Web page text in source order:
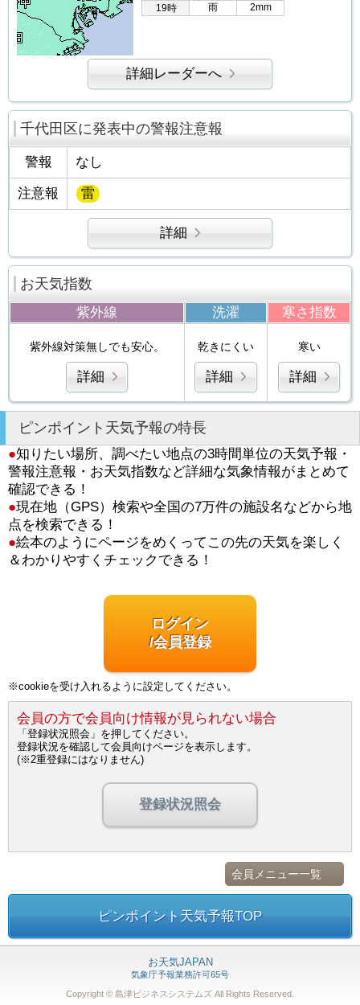
19時
雨 2mm
詳細レーダーへ
千代田区に発表中の警報注意報
警報 なし
注意報 雷
詳細
お天気指数
紫外線 洗濯 寒さ指数
紫外線対策無しでも安心。
詳細
乾きにくい
詳細
寒い
詳細
ピンポイント天気予報の特長
●知りたい場所、調べたい地点の3時間単位の天気予報・
警報注意報・お天気指数など詳細な気象情報がまとめて
確認できる！
●現在地（GPS）検索や全国の7万件の施設名などから地
点を検索できる！
●絵本のようにページをめくってこの先の天気を楽しく
＆わかりやすくチェックできる！
ログイン
/会員登録
※cookieを受け入れるように設定してください。
会員の方で会員向け情報が見られない場合
「登録状況照会」を押してください。
登録状況を確認して会員向けページを表示します。
(※2重登録にはなりません)
登録状況照会
会員メニュー一覧
ピンポイント天気予報TOP
お天気JAPAN
気象庁予報業務許可65号
Copyright © 島津ビジネスシステムズ All Rights Reserved.